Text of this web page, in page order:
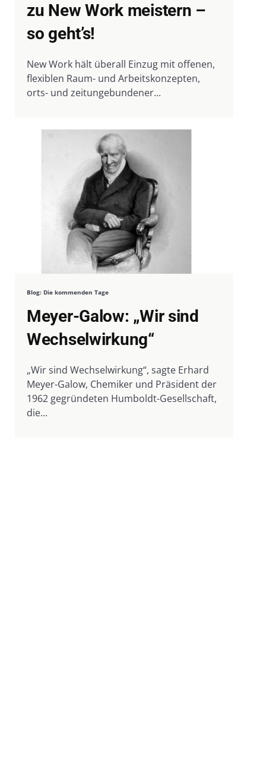
zu New Work meistern –
so geht’s!
New Work hält überall Einzug mit offenen,
flexiblen Raum- und Arbeitskonzepten,
orts- und zeitungebundener...
Blog: Die kommenden Tage
Meyer-Galow: „Wir sind
Wechselwirkung“
„Wir sind Wechselwirkung“, sagte Erhard
Meyer-Galow, Chemiker und Präsident der
1962 gegründeten Humboldt-Gesellschaft,
die...